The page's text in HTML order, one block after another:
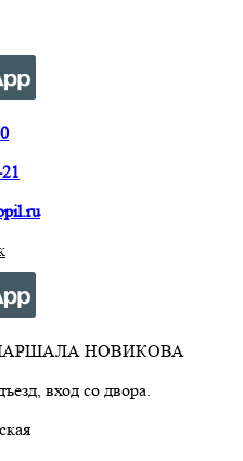
МАРШАЛА НОВИКОВА
вход со двора.